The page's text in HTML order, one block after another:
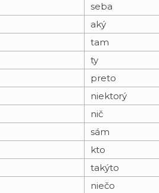
seba
aký
tam
ty
preto
niektorý
nič
sám
kto
takýto
niečo